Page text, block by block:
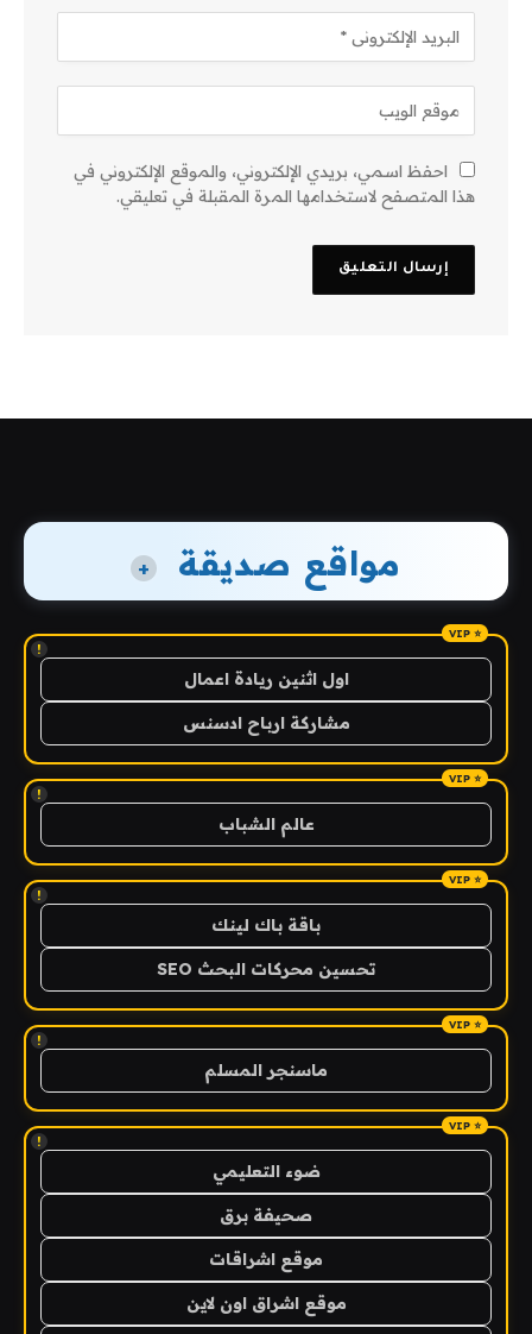
احفظ اسمي، بريدي الإلكتروني، والموقع الإلكتروني في
هذا المتصفح لاستخدامها المرة المقبلة في تعليقي.
مواقع صديقة +
!
اول اثنين ريادة اعمال
مشاركة ارباح ادسنس
!
عالم الشباب
!
باقة باك لينك
تحسين محركات البحث SEO
!
ماسنجر المسلم
!
ضوء التعليمي
صحيفة برق
موقع اشراقات
موقع اشراق اون لاين